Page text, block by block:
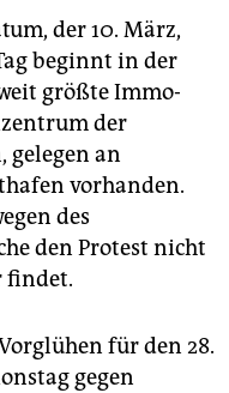
der 10. März,
beginnt in der
größte Immo-
der
gelegen an
vorhanden.
des
den Protest nicht
findet.
für den 28.
gegen